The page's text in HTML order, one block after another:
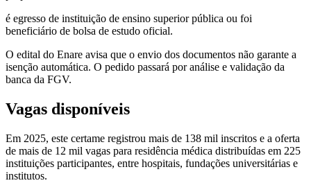
é egresso de instituição de ensino superior pública ou foi
beneficiário de bolsa de estudo oficial.
O edital do Enare avisa que o envio dos documentos não garante a
isenção automática. O pedido passará por análise e validação da
banca da FGV.
Vagas disponíveis
Em 2025, este certame registrou mais de 138 mil inscritos e a oferta
de mais de 12 mil vagas para residência médica distribuídas em 225
instituições participantes, entre hospitais, fundações universitárias e
institutos.